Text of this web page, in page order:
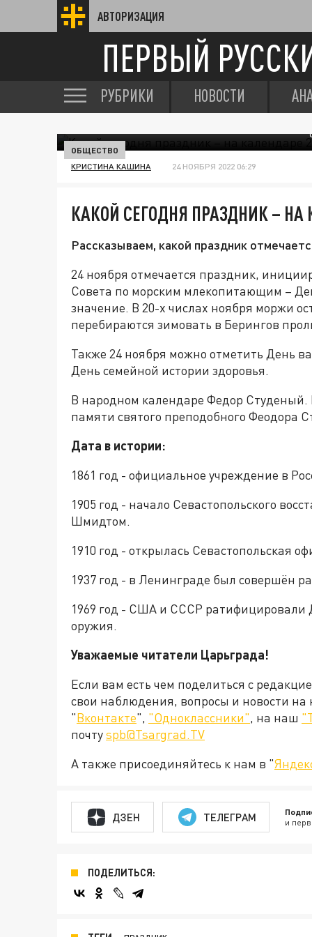
АВТОРИЗАЦИЯ
ПЕРВЫЙ
РУБРИКИ НОВОСТИ
ОБЩЕСТВО
КРИСТИНА КАШИНА 24 НОЯБРЯ 2022 06:29
КАКОЙ СЕГОДНЯ ПРАЗДНИК – НА
Рассказываем, какой праздник
24 ноября отмечается праздник,
Совета по морским млекопитающим –
значение. В 20-х числах ноября моржи
перебираются зимовать в Берингов
Также 24 ноября можно отметить День
День семейной истории здоровья.
В народном календаре Федор Студеный.
памяти святого преподобного Феодора
Дата в истории:
1861 год - официальное учреждение в
1905 год - начало Севастопольского
Шмидтом.
1910 год - открылась Севастопольская
1937 год - в Ленинграде был совершён
1969 год - США и СССР ратифицировали
оружия.
Уважаемые читатели Царьграда!
Если вам есть чем поделиться с
свои наблюдения, вопросы и новости
"Вконтакте", "Одноклассники", на наш
почтуspb@Tsargrad.TV
А также присоединяйтесь к нам в "
ДЗЕН ТЕЛЕГРАМ и
ПОДЕЛИТЬСЯ: